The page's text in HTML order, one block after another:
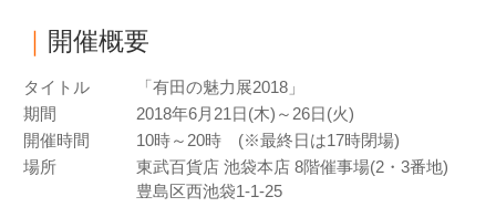
｜ 開催概要
タイトル
「有田の魅力展2018」
期間
2018年6月21日(木)～26日(火)
開催時間
10時～20時 (※最終日は17時閉場)
場所
東武百貨店 池袋本店 8階催事場(2・3番地)
豊島区西池袋1-1-25